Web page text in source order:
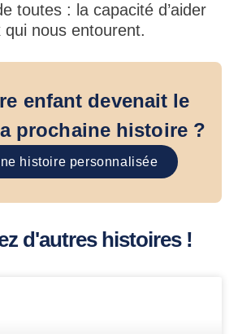
toutes : la capacité d’aider
qui nous entourent.
enfant devenait le
prochaine histoire ?
histoire personnalisée
d'autres histoires !